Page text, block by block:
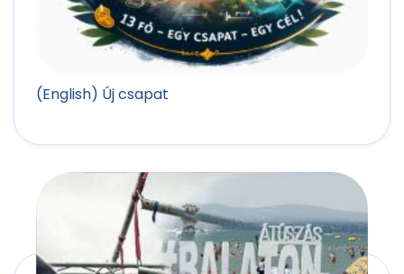
(English) Új csapat